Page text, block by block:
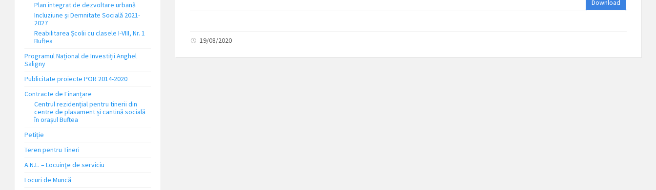
Download
19/08/2020
Plan integrat de dezvoltare urbană
Incluziune și Demnitate Socială 2021-
2027
Reabilitarea Școlii cu clasele I-VIII, Nr. 1
Buftea
Programul Național de Investiții Anghel
Saligny
Publicitate proiecte POR 2014-2020
Contracte de Finanțare
Centrul rezidențial pentru tinerii din
centre de plasament și cantină socială
în orașul Buftea
Petiție
Teren pentru Tineri
A.N.L. – Locuinţe de serviciu
Locuri de Muncă